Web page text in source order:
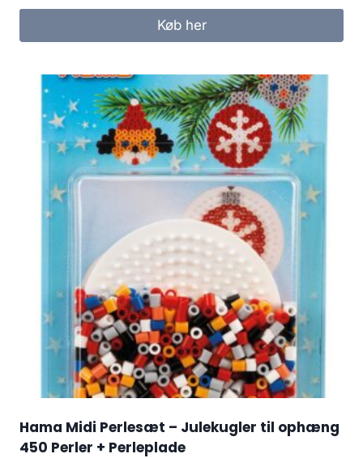
Køb her
Hama Midi Perlesæt – Julekugler til ophæng
450 Perler + Perleplade